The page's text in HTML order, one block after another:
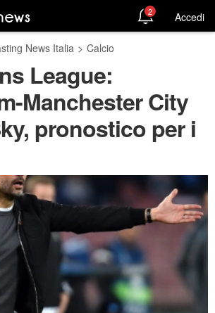
2 Accedi
News Italia > Calcio
League:
Manchester City
pronostico per i